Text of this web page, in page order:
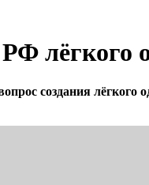
лёгкого
создания лёгкого